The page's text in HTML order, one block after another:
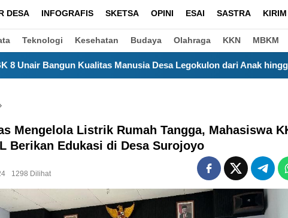
DESA INFOGRAFIS SKETSA OPINI ESAI SASTRA
Teknologi Kesehatan Budaya Olahraga KKN MBKM
Manusia Desa Legokulon dari Anak hingga Lansia
Mengelola Listrik Rumah Tangga, Mahasiswa
Berikan Edukasi di Desa Surojoyo
1298 Dilihat